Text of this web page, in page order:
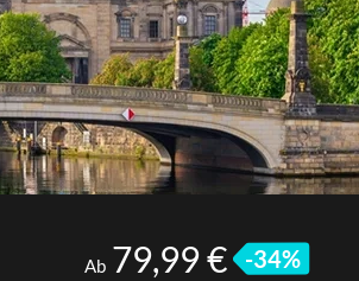
Ab 79,99 € -34%